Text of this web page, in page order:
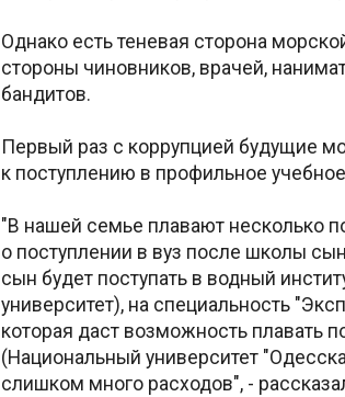
Однако есть теневая сторона
стороны чиновников, врачей,
бандитов.
Первый раз с коррупцией будущие
к поступлению в профильное
"В нашей семье плавают несколько
о поступлении в вуз после школы
сын будет поступать в водный
университет), на специальность
которая даст возможность плавать
(Национальный университет
слишком много расходов", -